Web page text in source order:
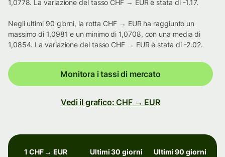
1,0778. La variazione del tasso CHF → EUR è stata di -1.17.
Negli ultimi 90 giorni, la rotta CHF → EUR ha raggiunto un
massimo di 1,0981 e un minimo di 1,0708, con una media di
1,0854. La variazione del tasso CHF → EUR è stata di -2.02.
Monitora i tassi di mercato
Vedi il grafico: CHF → EUR
1 CHF → EUR Ultimi 30 giorni Ultimi 90 giorni